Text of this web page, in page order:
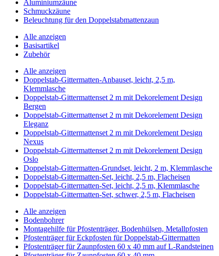
Aluminiumzäune
Schmuckzäune
Beleuchtung für den Doppelstabmattenzaun
Alle anzeigen
Basisartikel
Zubehör
Alle anzeigen
Doppelstab-Gittermatten-Anbauset, leicht, 2,5 m,
Klemmlasche
Doppelstab-Gittermattenset 2 m mit Dekorelement Design
Bergen
Doppelstab-Gittermattenset 2 m mit Dekorelement Design
Eleganz
Doppelstab-Gittermattenset 2 m mit Dekorelement Design
Nexus
Doppelstab-Gittermattenset 2 m mit Dekorelement Design
Oslo
Doppelstab-Gittermatten-Grundset, leicht, 2 m, Klemmlasche
Doppelstab-Gittermatten-Set, leicht, 2,5 m, Flacheisen
Doppelstab-Gittermatten-Set, leicht, 2,5 m, Klemmlasche
Doppelstab-Gittermatten-Set, schwer, 2,5 m, Flacheisen
Alle anzeigen
Bodenbohrer
Montagehilfe für Pfostenträger, Bodenhülsen, Metallpfosten
Pfostenträger für Eckpfosten für Doppelstab-Gittermatten
Pfostenträger für Zaunpfosten 60 x 40 mm auf L-Randsteinen